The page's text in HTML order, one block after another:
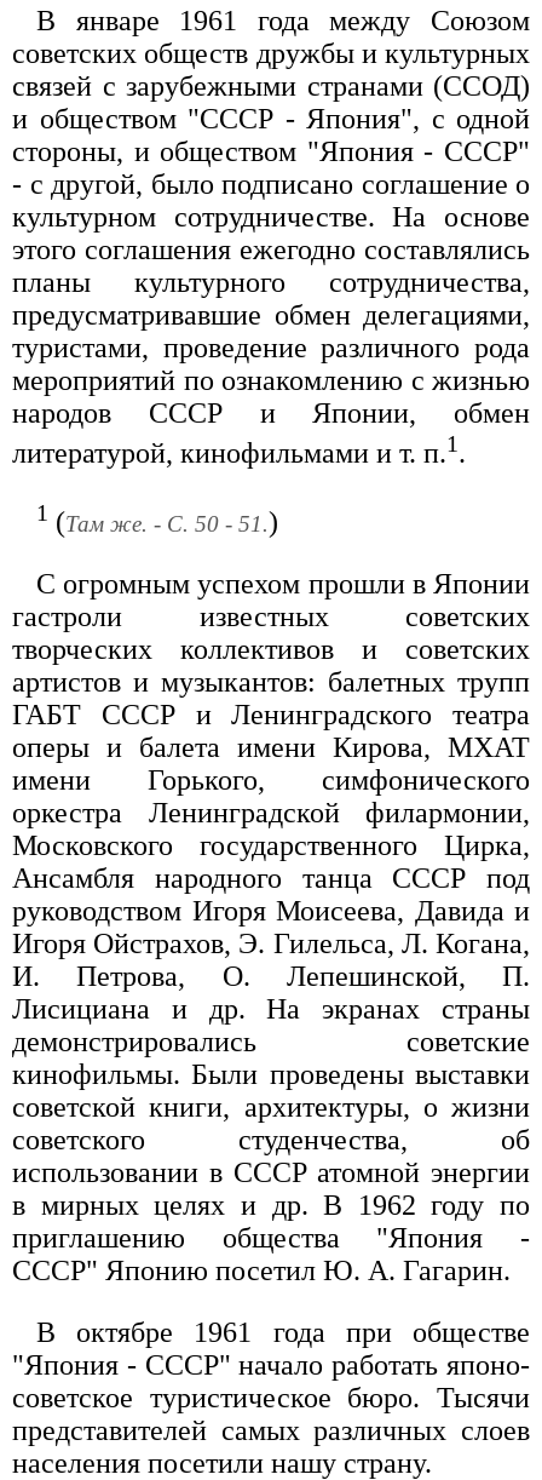
В январе 1961 года между Союзом
советских обществ дружбы и культурных
связей с зарубежными странами (ССОД)
и обществом "СССР - Япония", с одной
стороны, и обществом "Япония - СССР"
- с другой, было подписано соглашение о
культурном сотрудничестве. На основе
этого соглашения ежегодно составлялись
планы культурного сотрудничества,
предусматривавшие обмен делегациями,
туристами, проведение различного рода
мероприятий по ознакомлению с жизнью
народов СССР и Японии, обмен
литературой, кинофильмами и т. п.1.
1 (Там же. - С. 50 - 51.)
С огромным успехом прошли в Японии
гастроли известных советских
творческих коллективов и советских
артистов и музыкантов: балетных трупп
ГАБТ СССР и Ленинградского театра
оперы и балета имени Кирова, МХАТ
имени Горького, симфонического
оркестра Ленинградской филармонии,
Московского государственного Цирка,
Ансамбля народного танца СССР под
руководством Игоря Моисеева, Давида и
Игоря Ойстрахов, Э. Гилельса, Л. Когана,
И. Петрова, О. Лепешинской, П.
Лисициана и др. На экранах страны
демонстрировались советские
кинофильмы. Были проведены выставки
советской книги, архитектуры, о жизни
советского студенчества, об
использовании в СССР атомной энергии
в мирных целях и др. В 1962 году по
приглашению общества "Япония -
СССР" Японию посетил Ю. А. Гагарин.
В октябре 1961 года при обществе
"Япония - СССР" начало работать японо-
советское туристическое бюро. Тысячи
представителей самых различных слоев
населения посетили нашу страну.